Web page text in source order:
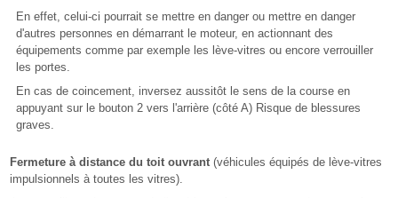
En effet, celui-ci pourrait se mettre en danger ou mettre en danger
d'autres personnes en démarrant le moteur, en actionnant des
équipements comme par exemple les lève-vitres ou encore verrouiller
les portes.
En cas de coincement, inversez aussitôt le sens de la course en
appuyant sur le bouton 2 vers l'arrière (côté A) Risque de blessures
graves.
Fermeture à distance du toit ouvrant (véhicules équipés de lève-vitres
impulsionnels à toutes les vitres).